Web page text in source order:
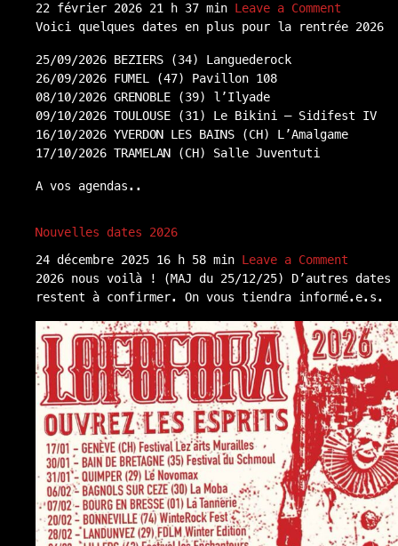
22 février 2026 21 h 37 min Leave a Comment
Voici quelques dates en plus pour la rentrée 2026
25/09/2026 BEZIERS (34) Languederock
26/09/2026 FUMEL (47) Pavillon 108
08/10/2026 GRENOBLE (39) l’Ilyade
09/10/2026 TOULOUSE (31) Le Bikini – Sidifest IV
16/10/2026 YVERDON LES BAINS (CH) L’Amalgame
17/10/2026 TRAMELAN (CH) Salle Juventuti
A vos agendas..
Nouvelles dates 2026
24 décembre 2025 16 h 58 min Leave a Comment
2026 nous voilà ! (MAJ du 25/12/25) D’autres dates
restent à confirmer. On vous tiendra informé.e.s.